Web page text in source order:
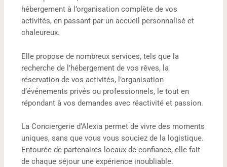
hébergement à l’organisation complète de vos
activités, en passant par un accueil personnalisé et
chaleureux.
Elle propose de nombreux services, tels que la
recherche de l’hébergement de vos rêves, la
réservation de vos activités, l’organisation
d’événements privés ou professionnels, le tout en
répondant à vos demandes avec réactivité et passion.
La Conciergerie d’Alexia permet de vivre des moments
uniques, sans que vous vous souciez de la logistique.
Entourée de partenaires locaux de confiance, elle fait
de chaque séjour une expérience inoubliable.